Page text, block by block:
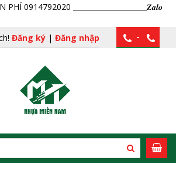
0914792020 _____________________𝒁𝒂𝒍𝒐
Đăng ký | Đăng nhập -